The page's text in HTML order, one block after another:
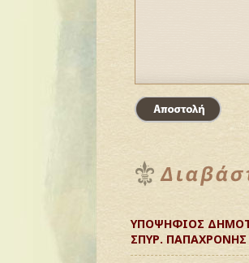
ΥΠΟΨΗΦΙΟΣ
ΣΠΥΡ. ΠΑΠΑΧΡΟΝΗΣ